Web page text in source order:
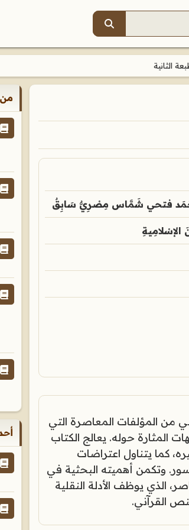
الثانية
أَحْمَد فتحي شَمَّاس مِصْرِيٌّ سَابِقٌ
الإسْلامِيةِ
من المؤلفات المعاصرة التي
المثارة حوله. يعالج الكتاب
كما يتناول اعتراضات
وتكمن أهميته البحثية في
الذي يوظف الأدلة النقلية
القرآني.